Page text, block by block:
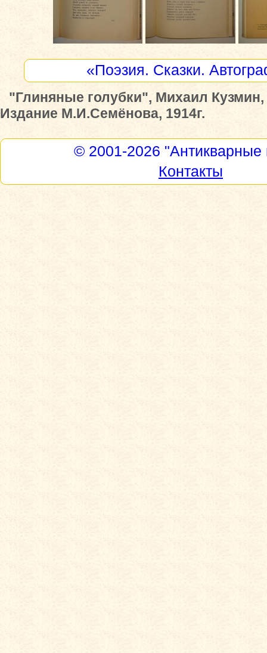
«Поэзия. Сказки.
"Глиняные голубки", Михаил Кузмин,
Издание М.И.Семёнова, 1914г.
© 2001-2026 "Антикварные
Контакты